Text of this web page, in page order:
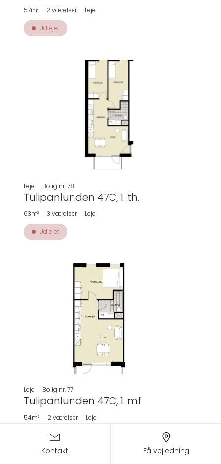
57m² 2 værelser Leje
Udlejet
Leje Bolig nr. 78
Tulipanlunden 47C, 1. th.
63m² 3 værelser Leje
Udlejet
Leje Bolig nr. 77
Tulipanlunden 47C, 1. mf
54m² 2 værelser Leje
Udlejet
Kontakt Få vejledning